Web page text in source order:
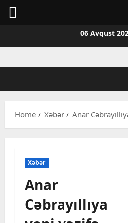
06 Avqust
Home Xəbər Anar
Xəbər
Anar
Cəbrayıllıya